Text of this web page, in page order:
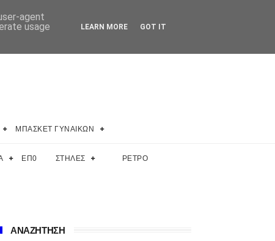
ΜΠΑΣΚΕΤ ΓΥΝΑΙΚΩΝ
ΕΠ0 ΣΤΗΛΕΣ ΡΕΤΡΟ
ΑΝΑΖΗΤΗΣΗ
agent
usage
LEARN MORE GOT IT